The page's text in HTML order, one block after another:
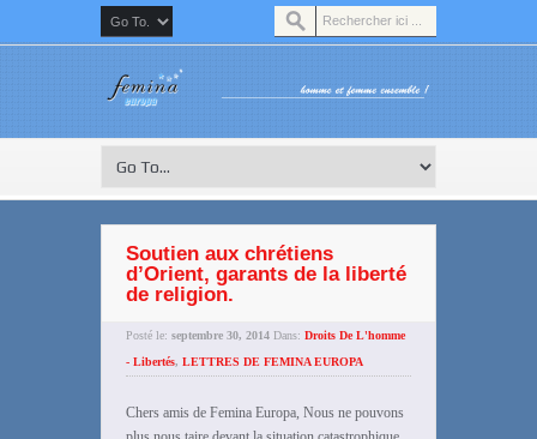
Soutien aux chrétiens
d’Orient, garants de la liberté
de religion.
Posté le: septembre 30, 2014 Dans: Droits De L'homme
- Libertés, LETTRES DE FEMINA EUROPA
Chers amis de Femina Europa, Nous ne pouvons